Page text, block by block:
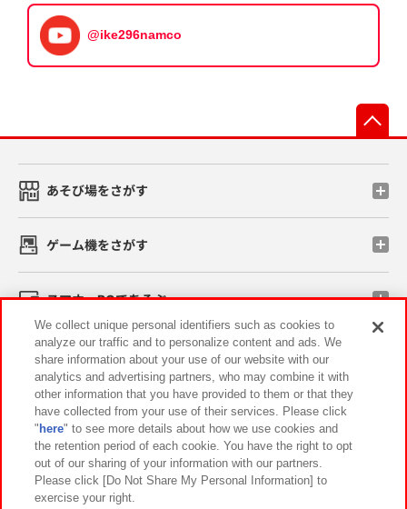
@ike296namco
あそび場をさがす
ゲーム機をさがす
スマホ・PCであそぶ
イベント・キャンペーン
関連会社 サステナビリティ サイトポリシー
プライバシーポリシー ウェブアクセシビリティ方針と検証結果
お取引先さまとともに
We collect unique personal identifiers such as cookies to
analyze our traffic and to personalize content and ads. We
share information about your use of our website with our
analytics and advertising partners, who may combine it with
other information that you have provided to them or that they
have collected from your use of their services. Please click
" here" to see more details about how we use cookies and
the retention period of each cookie. You have the right to opt
out of our sharing of your information with our partners.
Please click [Do Not Share My Personal Information] to
exercise your right.